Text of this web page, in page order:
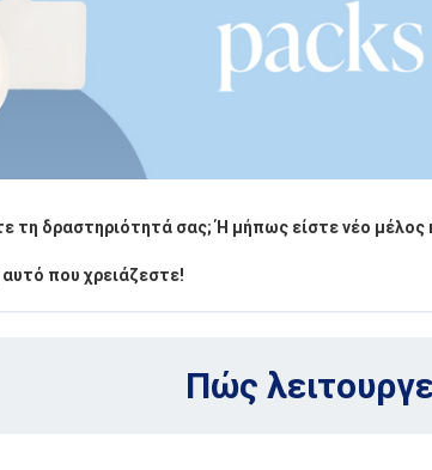
τη δραστηριότητά σας; Ή μήπως είστε νέο
που χρειάζεστε!
Πώς